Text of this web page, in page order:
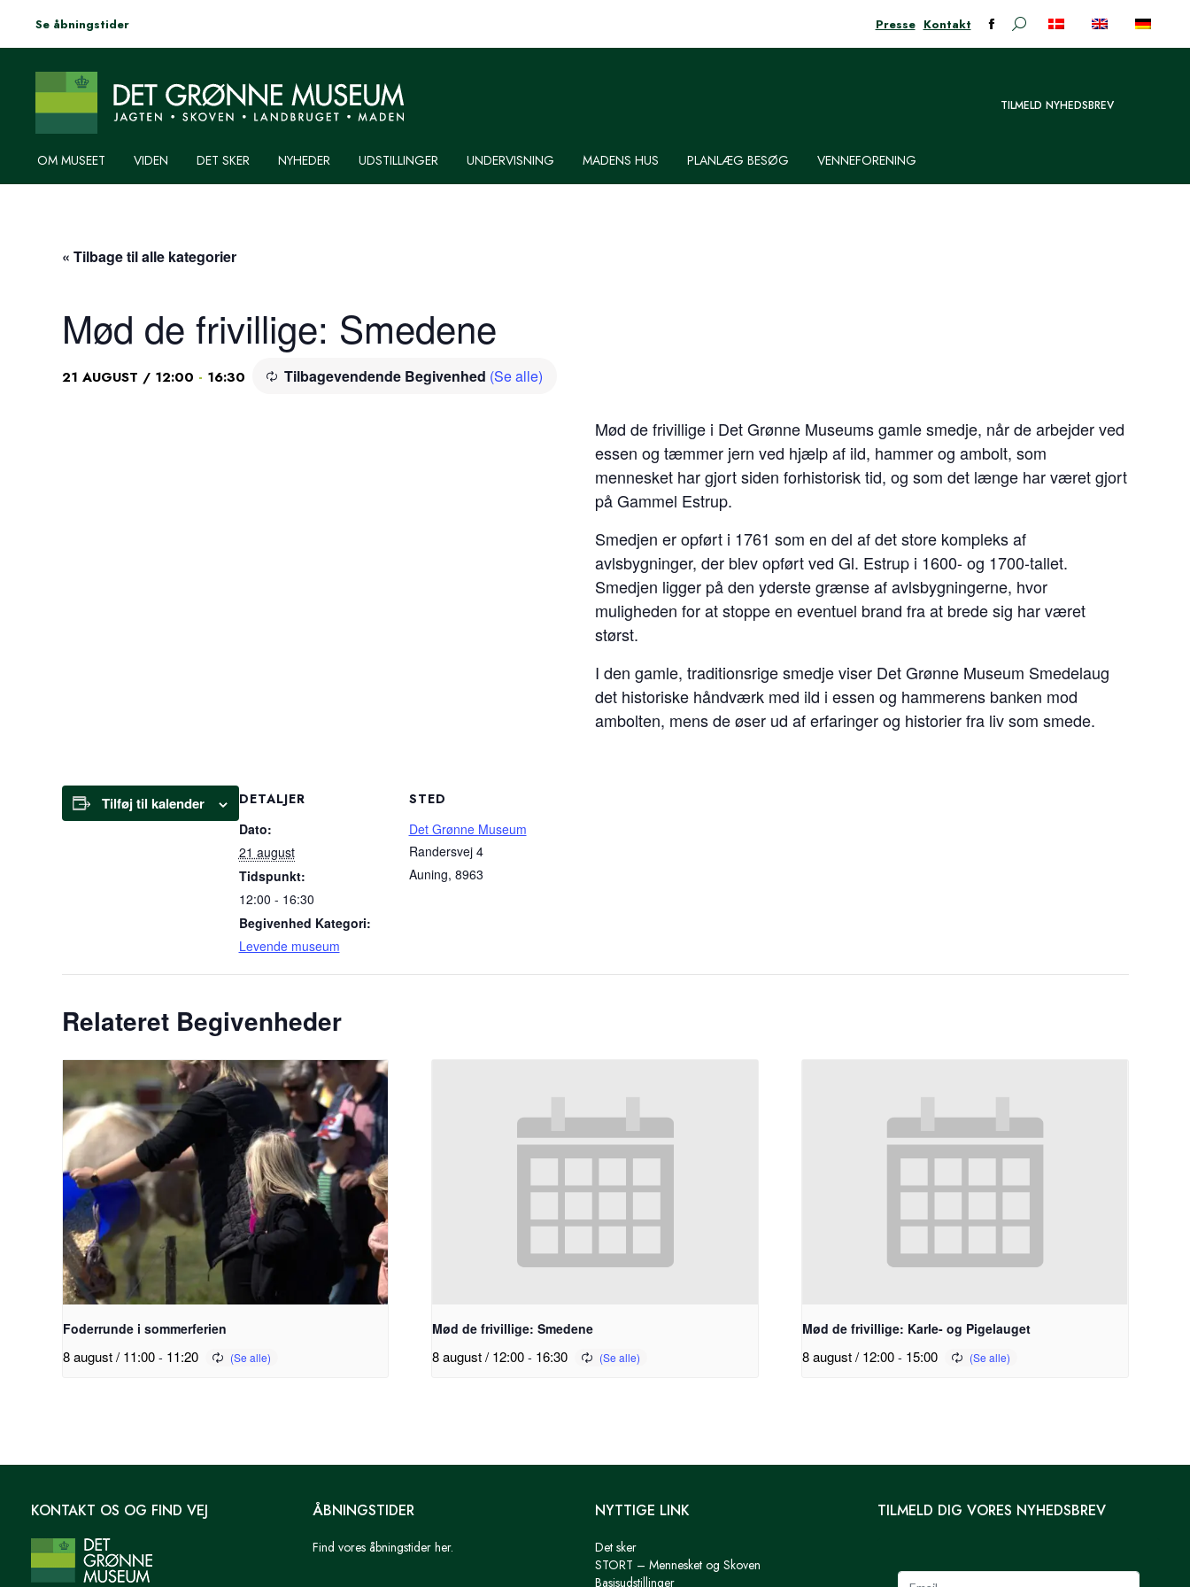
Se åbningstider Presse Kontakt
Facebook-
Søge:
TILMELD NYHEDSBREV
OM MUSEET VIDEN DET SKER NYHEDER UDSTILLINGER UNDERVISNING MADENS HUS PLANLÆG BESØG VENNEFORENING
« Tilbage til alle kategorier
Mød de frivillige: Smedene
21 AUGUST / 12:00 - 16:30 Tilbagevendende Begivenhed (Se alle)
Mød de frivillige i Det Grønne Museums gamle smedje, når de arbejder ved
essen og tæmmer jern ved hjælp af ild, hammer og ambolt, som
mennesket har gjort siden forhistorisk tid, og som det længe har været gjort
på Gammel Estrup.
Smedjen er opført i 1761 som en del af det store kompleks af
avlsbygninger, der blev opført ved Gl. Estrup i 1600- og 1700-tallet.
Smedjen ligger på den yderste grænse af avlsbygningerne, hvor
muligheden for at stoppe en eventuel brand fra at brede sig har været
størst.
I den gamle, traditionsrige smedje viser Det Grønne Museum Smedelaug
det historiske håndværk med ild i essen og hammerens banken mod
ambolten, mens de øser ud af erfaringer og historier fra liv som smede.
Tilføj til kalender
DETALJER
Dato:
21 august
Tidspunkt:
12:00 - 16:30
Begivenhed Kategori:
Levende museum
STED
Det Grønne Museum
Randersvej 4
Auning, 8963
Relateret Begivenheder
Foderrunde i sommerferien
8 august / 11:00 - 11:20
Mød de frivillige: Smedene
8 august / 12:00 - 16:30
Mød de frivillige: Karle- og Pigelauget
8 august / 12:00- 15:00
KONTAKT OS OG FIND VEJ ÅBNINGSTIDER
Find vores åbningstider her.
NYTTIGE LINK
Det sker
STORT – Mennesket og Skoven
Basisudstillinger
TILMELD DIG VORES NYHEDSBREV